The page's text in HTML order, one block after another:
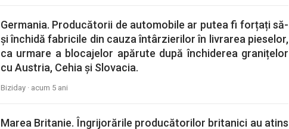
Germania. Producătorii de automobile ar putea fi forțați să-
și închidă fabricile din cauza întârzierilor în livrarea pieselor,
ca urmare a blocajelor apărute după închiderea granițelor
cu Austria, Cehia și Slovacia.
Biziday · acum 5 ani
Marea Britanie. Îngrijorările producătorilor britanici au atins